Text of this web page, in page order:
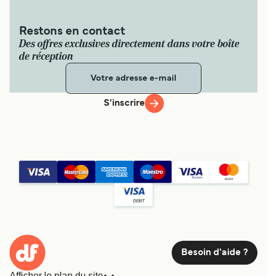
Restons en contact
Des offres exclusives directement dans votre boîte
de réception
S'inscrire
Besoin d'aide ?